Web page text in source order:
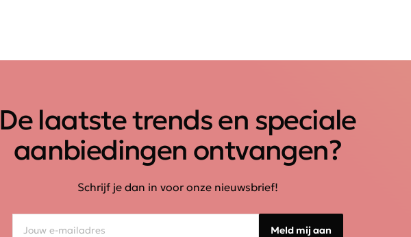
De laatste trends en speciale
aanbiedingen ontvangen?
Schrijf je dan in voor onze nieuwsbrief!
Meld mij aan